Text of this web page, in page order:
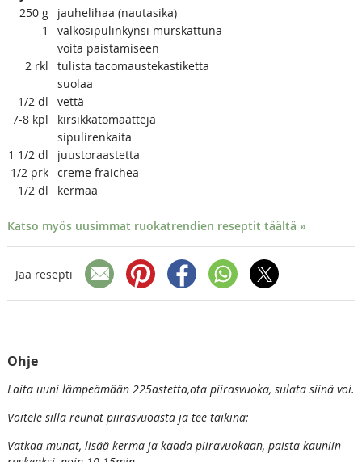
250 g
jauhelihaa (nautasika)
1
valkosipulinkynsi murskattuna
voita paistamiseen
2 rkl
tulista tacomaustekastiketta
suolaa
1/2 dl
vettä
7-8 kpl
kirsikkatomaatteja
sipulirenkaita
1 1/2 dl
juustoraastetta
1/2 prk creme fraichea
1/2 dl
kermaa
Katso myös uusimmat ruokatrendien reseptit täältä »
Jaa resepti
Ohje
Laita uuni lämpeämään 225astetta,ota piirasvuoka, sulata siinä voi.
Voitele sillä reunat piirasvuoasta ja tee taikina:
Vatkaa munat, lisää kerma ja kaada piiravuokaan, paista kauniin